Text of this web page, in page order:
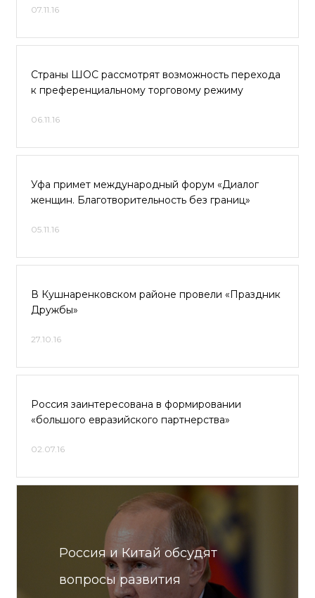
07.11.16
Страны ШОС рассмотрят возможность перехода
к преференциальному торговому режиму
06.11.16
Уфа примет международный форум «Диалог
женщин. Благотворительность без границ»
05.11.16
В Кушнаренковском районе провели «Праздник
Дружбы»
27.10.16
Россия заинтересована в формировании
«большого евразийского партнерства»
02.07.16
Россия и Китай обсудят
вопросы развития